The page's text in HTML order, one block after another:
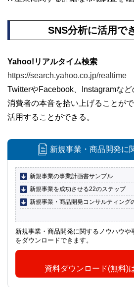
SNS分析に活用で
Yahoo!リアルタイム検索
https://search.yahoo.co.jp/realtime
TwitterやFacebook、Instagramなど
消費者の本音を拾い上げることが
活用することができる。
新規事業・商品開発に
新規事業の事業計画書サンプル
新規事業を成功させる22のステップ
新規事業・商品開発コンサルティング
新規事業・商品開発に関するノウハウや
をダウンロードできます。
資料ダウンロード(無料)